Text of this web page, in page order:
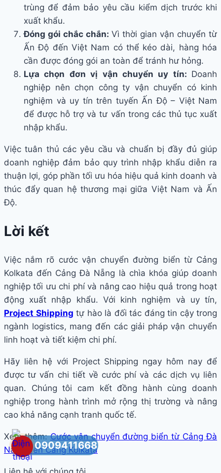
trùng để đảm bảo yêu cầu kiểm dịch trước khi
xuất khẩu.
Đóng gói chắc chắn: Vì thời gian vận chuyển từ
Ấn Độ đến Việt Nam có thể kéo dài, hàng hóa
cần được đóng gói an toàn để tránh hư hỏng.
Lựa chọn đơn vị vận chuyển uy tín: Doanh
nghiệp nên chọn công ty vận chuyển có kinh
nghiệm và uy tín trên tuyến Ấn Độ – Việt Nam
để được hỗ trợ và tư vấn trong các thủ tục xuất
nhập khẩu.
Việc tuân thủ các yêu cầu và chuẩn bị đầy đủ giúp
doanh nghiệp đảm bảo quy trình nhập khẩu diễn ra
thuận lợi, góp phần tối ưu hóa hiệu quả kinh doanh và
thúc đẩy quan hệ thương mại giữa Việt Nam và Ấn
Độ.
Lời kết
Việc nắm rõ cước vận chuyển đường biển từ Cảng
Kolkata đến Cảng Đà Nẵng là chìa khóa giúp doanh
nghiệp tối ưu chi phí và nâng cao hiệu quả trong hoạt
động xuất nhập khẩu. Với kinh nghiệm và uy tín,
Project Shipping tự hào là đối tác đáng tin cậy trong
ngành logistics, mang đến các giải pháp vận chuyển
linh hoạt và tiết kiệm chi phí.
Hãy liên hệ với Project Shipping ngay hôm nay để
được tư vấn chi tiết về cước phí và các dịch vụ liên
quan. Chúng tôi cam kết đồng hành cùng doanh
nghiệp trong hành trình mở rộng thị trường và nâng
cao khả năng cạnh tranh quốc tế.
Xem thêm:Cước vận chuyển đường biển từ Cảng Đà
Nẵng đến Cảng Kolkata
0909411668